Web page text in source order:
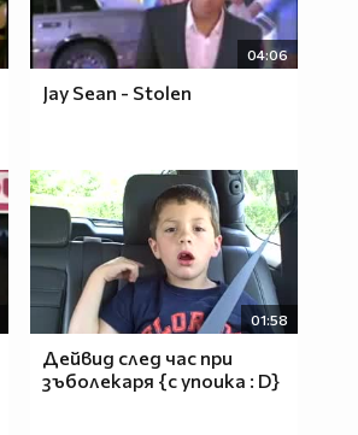
04:06
Jay Sean - Stolen
01:58
Дейвид след час при
зъболекаря {с упоика : D}